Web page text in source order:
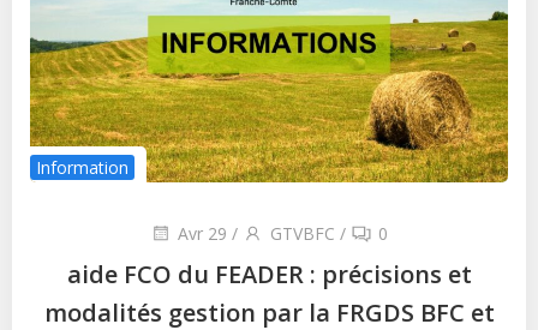
Information
Avr 29 / GTVBFC / 0
aide FCO du FEADER : précisions et
modalités gestion par la FRGDS BFC et